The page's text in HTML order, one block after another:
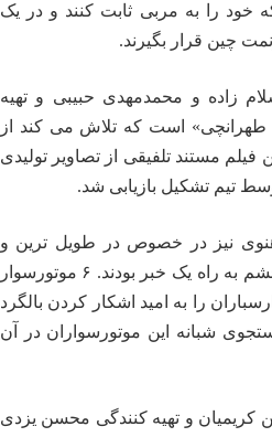
را به مربى ثابت کنند و در یک
زاده و محمدمهدی حبیبی و تهیه
طهرانچی» است که تلاش می کند از
مستند تلفیقی از تصاویر تولیدی
تیم تشکیل بازیابی شد.
نیز در خصوص در طویل ترین و
خبر
بودند. ۶ موتورسوار
را به امید اشکار کردن بالگرد
شبانه‌ این موتورسواران در آن
کریمیان و تهیه کنندگی محسن یزدی